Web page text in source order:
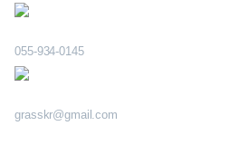
055-934-0145
grasskr@gmail.com